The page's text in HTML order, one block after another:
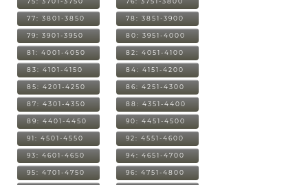
77: 3801-3850 78: 3851-3900
79: 3901-3950 80: 3951-4000
81: 4001-4050 82: 4051-4100
83: 4101-4150 84: 4151-4200
85: 4201-4250 86: 4251-4300
87: 4301-4350 88: 4351-4400
89: 4401-4450 90: 4451-4500
91: 4501-4550 92: 4551-4600
93: 4601-4650 94: 4651-4700
95: 4701-4750 96: 4751-4800